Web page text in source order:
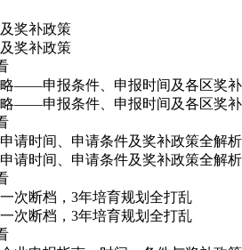
奖补政策
奖补政策
——申报条件、申报时间及各区奖
——申报条件、申报时间及各区奖
时间、申请条件及奖补政策全解析
时间、申请条件及奖补政策全解析
次断档，3年培育规划全打乱
次断档，3年培育规划全打乱